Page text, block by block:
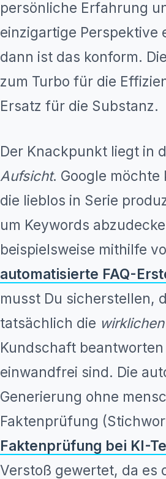
persönliche Erfahrung
einzigartige Perspektive
dann ist das konform.
zum Turbo für die
Ersatz für die Substanz.
Der Knackpunkt liegt in
Aufsicht. Google möchte
die lieblos in Serie
um Keywords
beispielsweise mithilfe
automatisierte FAQ-
musst Du sicherstellen,
tatsächlich die wirklichen
Kundschaft
einwandfrei sind. Die
Generierung ohne
Faktenprüfung
Faktenprüfung bei KI-
Verstoß gewertet, da es